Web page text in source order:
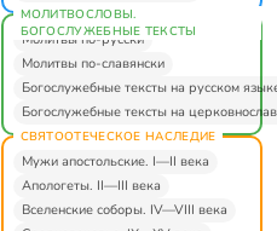
МОЛИТВОСЛОВЫ.
БОГОСЛУЖЕБНЫЕ ТЕКСТЫ
Молитвы по-русски
Молитвы по-славянски
Богослужебные тексты на русском
Богослужебные тексты на
СВЯТООТЕЧЕСКОЕ НАСЛЕДИЕ
Мужи апостольские. I—II века
Апологеты. II—III века
Вселенские соборы. IV—VIII века